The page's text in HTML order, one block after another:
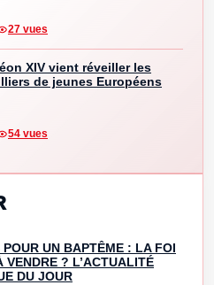
27 vues
XIV vient réveiller les
de jeunes Européens
54 vues
POUR UN BAPTÊME : LA FOI
VENDRE ? L’ACTUALITÉ
DU JOUR